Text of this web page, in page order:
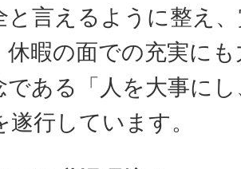
と言えるように整え
休暇の面での充実に
である「人を大事に
遂行しています。